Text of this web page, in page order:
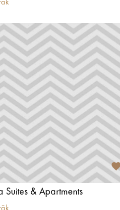
Suites & Apartments